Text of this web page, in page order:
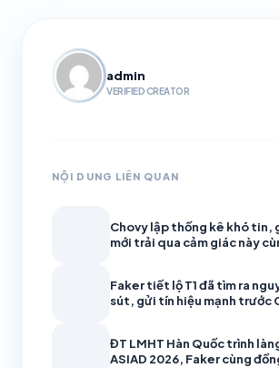
admin
VERIFIED CREATOR
NỘI DUNG LIÊN QUAN
Chovy lập thống kê khó tin,
mới trải qua cảm giác này
Faker tiết lộ T1 đã tìm ra
sút, gửi tín hiệu mạnh trước
ĐT LMHT Hàn Quốc trình
ASIAD 2026, Faker cùng